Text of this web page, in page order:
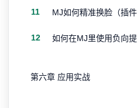
11 MJ如何精准换脸（插件
12 如何在MJ里使用负向提
第六章 应用实战